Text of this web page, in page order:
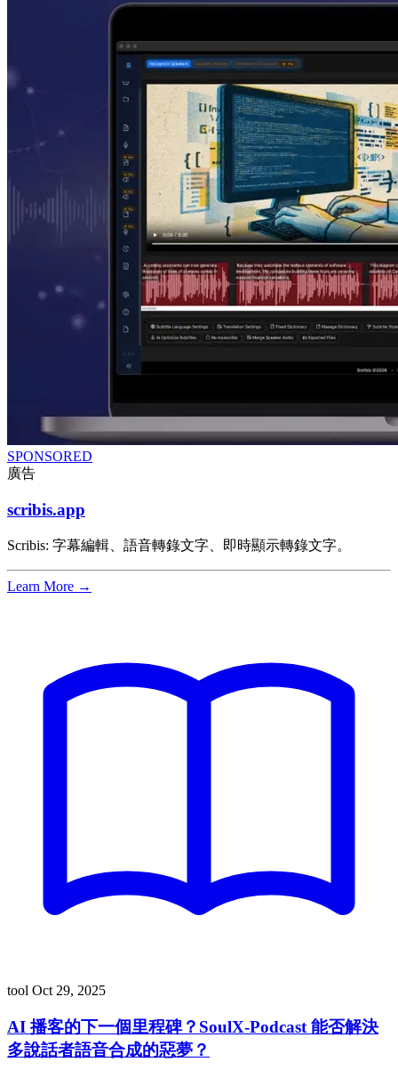
SPONSORED
廣告
scribis.app
Scribis: 字幕編輯、語音轉錄文字、即時顯示轉錄文字。
Learn More →
tool Oct 29, 2025
AI 播客的下一個里程碑？SoulX-Podcast 能否解決
多說話者語音合成的惡夢？